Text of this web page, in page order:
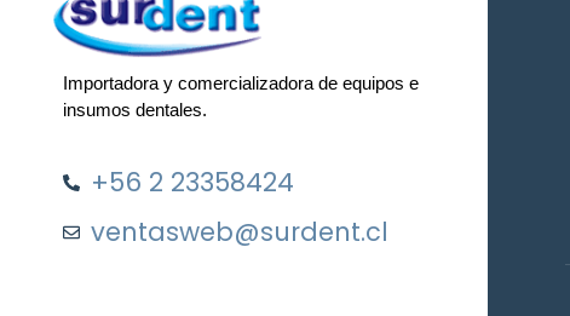
Importadora y comercializadora de equipos e
insumos dentales.
+56 2 23358424
ventasweb@surdent.cl